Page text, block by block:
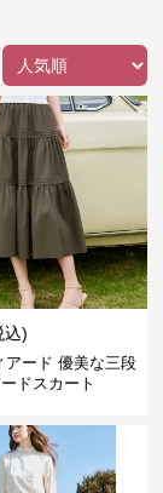
込)
アード 優美な三段
ドスカート